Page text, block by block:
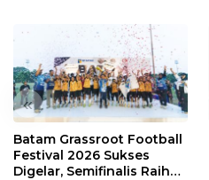
«
Batam Grassroot Football
Festival 2026 Sukses
Digelar, Semifinalis Raih